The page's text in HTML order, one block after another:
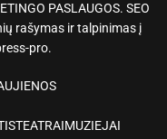
PASLAUGOS. SEO
rašymas ir talpinimas į
pro.
TEATRAIMUZIEJAI